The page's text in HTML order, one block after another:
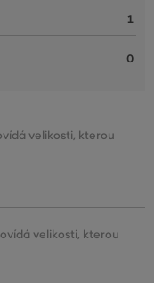
1
0
velikosti, kterou
velikosti, kterou